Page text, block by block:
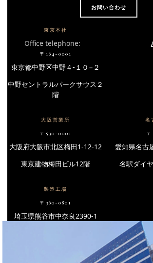
お問い合わせ
東京本社
Office telephone:
〒164-0001
東京都中野区中野４-１０−２
中野セントラルパークサウス２
階
大阪営業所
〒530-0001
大阪府大阪市北区梅田1-12-12
東京建物梅田ビル12階
名
愛知県名古
名駅ダイ
製造工場
〒360-0801
埼玉県熊谷市中奈良2390-1